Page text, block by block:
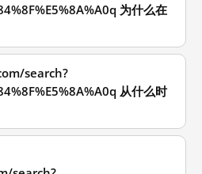
为什么在
search?
从什么时